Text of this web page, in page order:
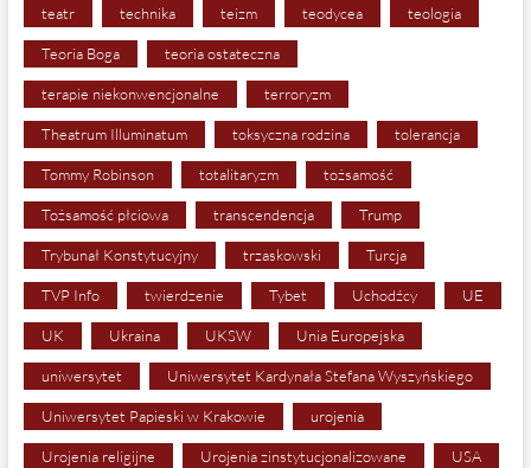
teatr technika teizm teodycea teologia
Teoria Boga teoria ostateczna
terapie niekonwencjonalne terroryzm
Theatrum Illuminatum toksyczna rodzina tolerancja
Tommy Robinson totalitaryzm tożsamość
Tożsamość płciowa transcendencja Trump
Trybunał Konstytucyjny trzaskowski Turcja
TVP Info twierdzenie Tybet Uchodźcy UE
UK Ukraina UKSW Unia Europejska
uniwersytet Uniwersytet Kardynała Stefana Wyszyńskiego
Uniwersytet Papieski w Krakowie urojenia
Urojenia religijne Urojenia zinstytucjonalizowane USA